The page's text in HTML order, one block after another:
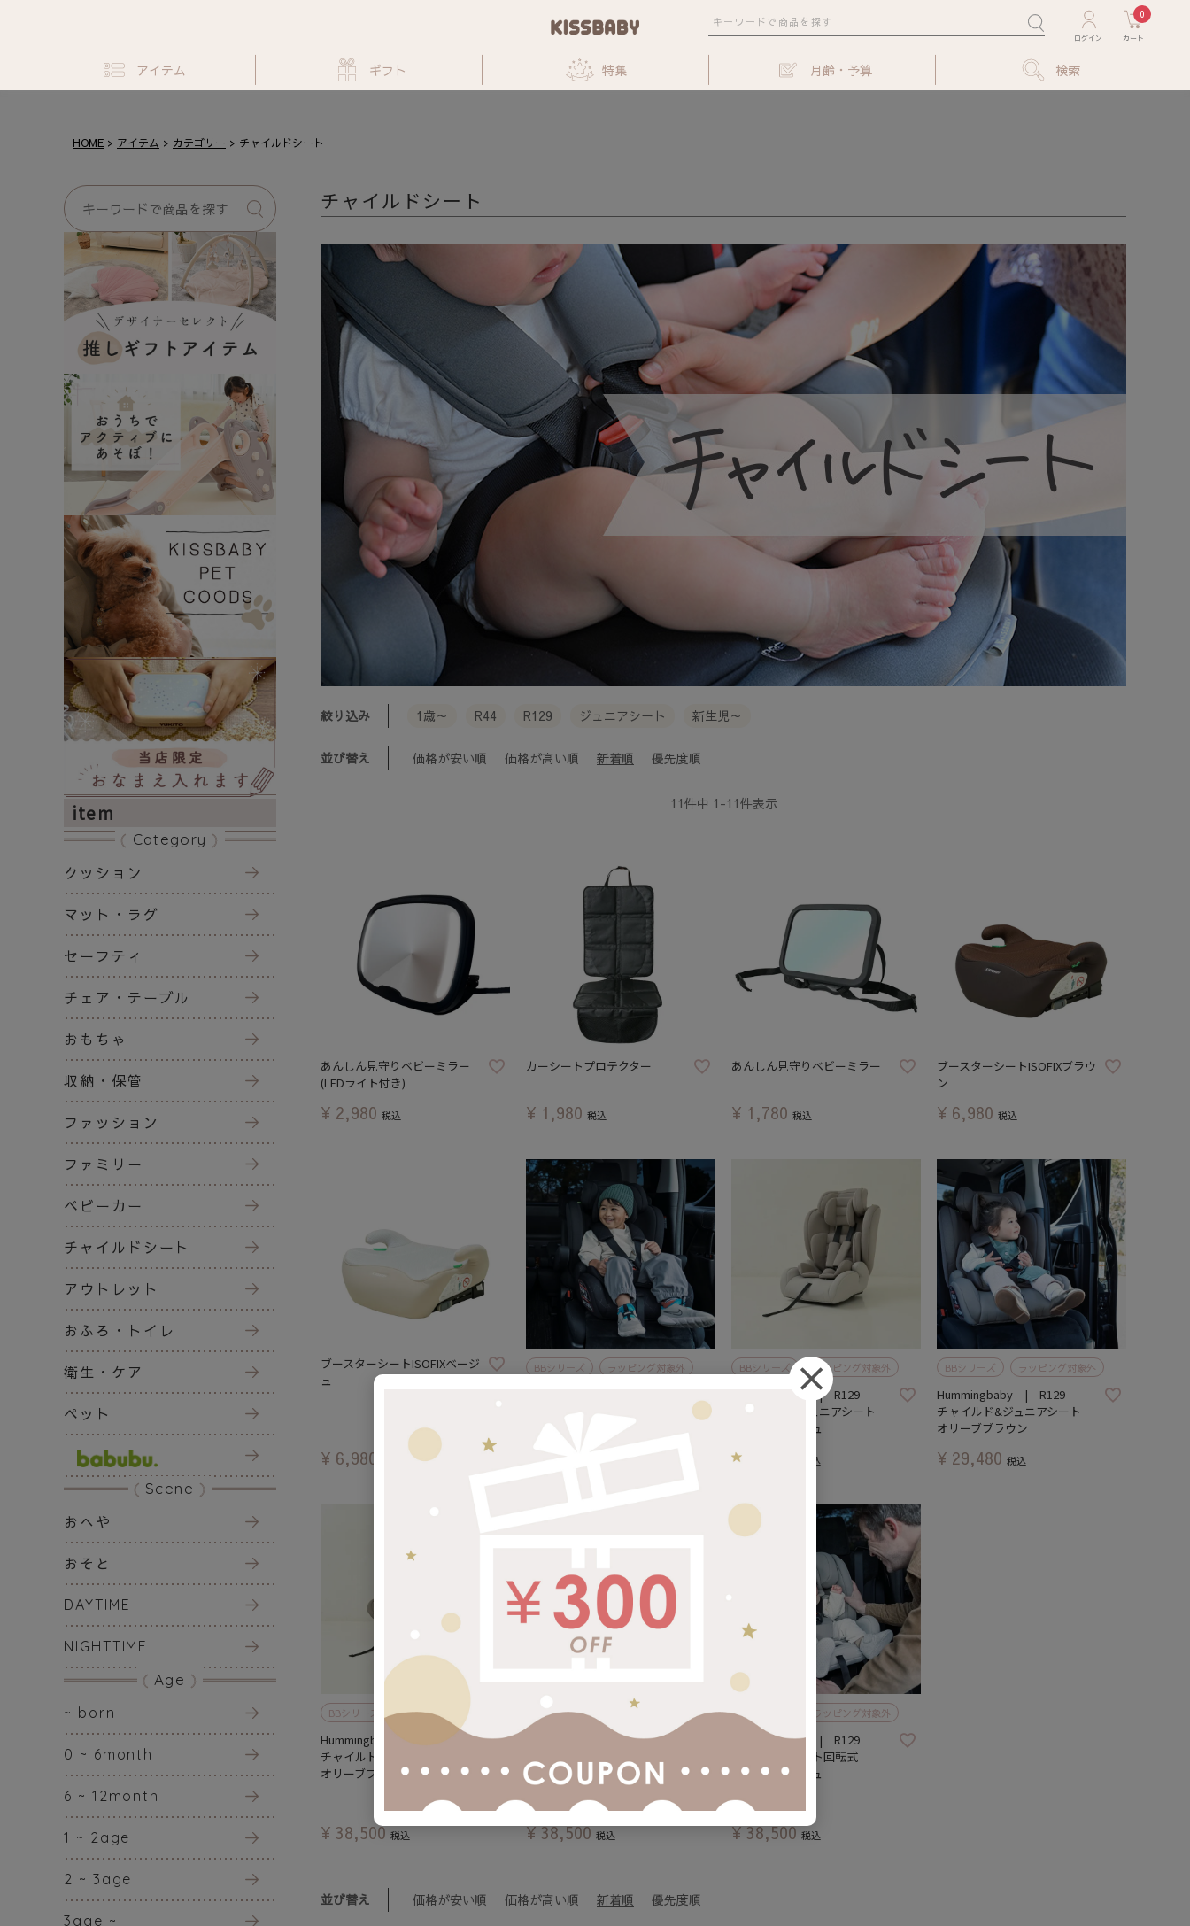
0
アイテム ギフト 特集 月齢・予算 検索
HOME アイテム カテゴリー チャイルドシート
item
Category
クッション
マット・ラグ
セーフティ
チェア・テーブル
おもちゃ
収納・保管
ファッション
ファミリー
ベビーカー
チャイルドシート
アウトレット
おふろ・トイレ
衛生・ケア
ペット
Scene
おへや
おそと
DAYTIME
NIGHTTIME
Age
~ born
0 ~ 6month
6 ~ 12month
1 ~ 2age
2 ~ 3age
3age ~
チャイルドシート
絞り込み 1歳～ R44 R129 ジュニアシート 新生児～
並び替え 価格が安い順 価格が高い順 新着順 優先度順
11件中 1 -11件表示
あんしん見守りベビーミラー
(LEDライト付き)
¥ 2,980 税込
カーシートプロテクター
¥ 1,980 税込
あんしん見守りベビーミラー
¥ 1,780 税込
ブースターシートISOFIXブラウ
ン
¥ 6,980 税込
ブースターシートISOFIXベージ
ュ
¥ 6,980
BBシリーズ ラッピング対象外 BBシリーズ ラッピング対象外
Hummingbaby | R129
チャイルド&ジュニアシート
ココ・グレージュ
¥ 税込
BBシリーズ ラッピング対象外
Hummingbaby | R129
チャイルド&ジュニアシート
オリーブブラウン
¥ 29,480 税込
BBシリーズ ラッピング対象外
Hummingbaby | R129
チャイルドシート回転式
オリーブブラウン
¥ 38,500 税込
BBシリーズ ラッピング対象外
Hummingbaby | R129
リッチブラック
（2）
¥ 38,500 税込
BBシリーズ ラッピング対象外
Hummingbaby | R129
チャイルドシート回転式
ココ・グレージュ
¥ 38,500 税込
並び替え 価格が安い順 価格が高い順 新着順 優先度順